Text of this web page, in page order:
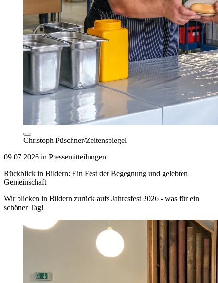
Christoph Püschner/Zeitenspiegel
09.07.2026 in Pressemitteilungen
Rückblick in Bildern: Ein Fest der Begegnung und gelebten
Gemeinschaft
Wir blicken in Bildern zurück aufs Jahresfest 2026 - was für ein
schöner Tag!